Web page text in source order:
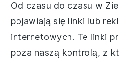
Od czasu do czasu w
pojawiają się linki lub
internetowych. Te linki
poza naszą kontrolą, z